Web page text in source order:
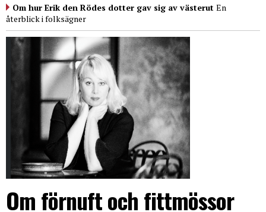
Om hur Erik den Rödes dotter gav sig av västerut En
återblick i folksägner
Om förnuft och fittmössor